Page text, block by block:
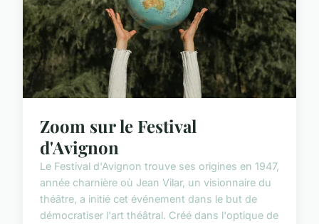
Zoom sur le Festival
d'Avignon
Le Festival d'Avignon trouve ses origines en 1947,
année charnière où Jean Vilar, un visionnaire du
théâtre, a initié cet événement dans le but de
démocratiser l'art théâtral. Créé dans l'optique de